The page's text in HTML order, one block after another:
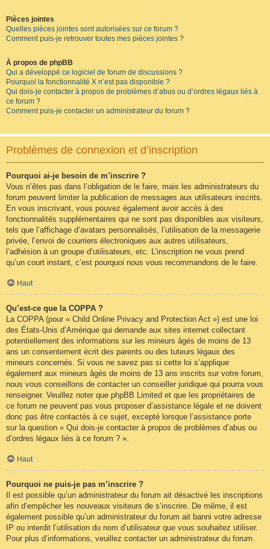
Pièces jointes
Quelles pièces jointes sont autorisées sur ce forum ?
Comment puis-je retrouver toutes mes pièces jointes ?
À propos de phpBB
Qui a développé ce logiciel de forum de discussions ?
Pourquoi la fonctionnalité X n’est pas disponible ?
Qui dois-je contacter à propos de problèmes d’abus ou d’ordres légaux liés à
ce forum ?
Comment puis-je contacter un administrateur du forum ?
Problèmes de connexion et d’inscription
Pourquoi ai-je besoin de m’inscrire ?
Vous n’êtes pas dans l’obligation de le faire, mais les administrateurs du
forum peuvent limiter la publication de messages aux utilisateurs inscrits.
En vous inscrivant, vous pouvez également avoir accès à des
fonctionnalités supplémentaires qui ne sont pas disponibles aux visiteurs,
tels que l’affichage d’avatars personnalisés, l’utilisation de la messagerie
privée, l’envoi de courriers électroniques aux autres utilisateurs,
l’adhésion à un groupe d’utilisateurs, etc. L’inscription ne vous prend
qu’un court instant, c’est pourquoi nous vous recommandons de le faire.
Haut
Qu’est-ce que la COPPA ?
La COPPA (pour « Child Online Privacy and Protection Act ») est une loi
des États-Unis d’Amérique qui demande aux sites internet collectant
potentiellement des informations sur les mineurs âgés de moins de 13
ans un consentement écrit des parents ou des tuteurs légaux des
mineurs concernés. Si vous ne savez pas si cette loi s’applique
également aux mineurs âgés de moins de 13 ans inscrits sur votre forum,
nous vous conseillons de contacter un conseiller juridique qui pourra vous
renseigner. Veuillez noter que phpBB Limited et que les propriétaires de
ce forum ne peuvent pas vous proposer d’assistance légale et ne doivent
donc pas être contactés à ce sujet, excepté lorsque l’assistance porte
sur la question « Qui dois-je contacter à propos de problèmes d’abus ou
d’ordres légaux liés à ce forum ? ».
Haut
Pourquoi ne puis-je pas m’inscrire ?
Il est possible qu’un administrateur du forum ait désactivé les inscriptions
afin d’empêcher les nouveaux visiteurs de s’inscrire. De même, il est
également possible qu’un administrateur du forum ait banni votre adresse
IP ou interdit l’utilisation du nom d’utilisateur que vous souhaitez utiliser.
Pour plus d’informations, veuillez contacter un administrateur du forum.